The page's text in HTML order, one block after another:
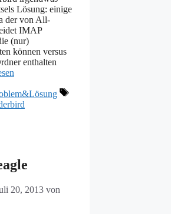
Lösung: einige
der von All-
IMAP
(nur)
können versus
enthalten
Schlagwörter
20, 2013 von